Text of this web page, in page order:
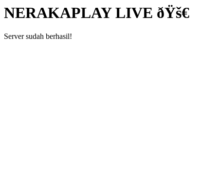
NERAKAPLAY LIVE ðŸš€
Server sudah berhasil!